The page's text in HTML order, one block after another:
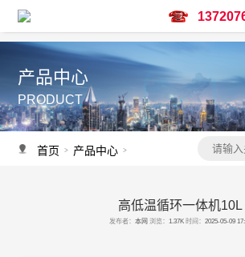
产品中心
PRODUCT
首页 > 产品中心 >
高低温循环一体机10L
发布者： 本网 浏览： 1.37K 时间： 2025-05-09